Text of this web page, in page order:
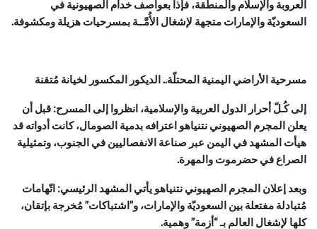
العروبة والإسلام والمنطقة، فإذا بعواصف خدام الصهيونية في
السعوديّة والإمارات متجهة لإشغال الأُمَّــة بمسرحيات هزيلة ومكشوفة.
مسرحية الأراضي اليمنية المحتلّة.. الديكور المكسور لخيانة مُتقنة
إلى كُـلّ أحرار الدول العربية والإسلامية، انظروا إلى المسرح: قبل أن
يعلن المجرم الصهيوني نتنياهو اعترافه بدمية الصومال، كانت أدواته قد
هيأت المشهد في اليمن عبر صناعة الانفصاليين في الجنوب، وتمثيلية
الصراع في حضرموت والمهرة.
وبعد إعلان المجرم الصهيوني نتنياهو يأتي المشهد الرئيسي: اتّهامات
مُتبادلة مفتعلة بين السعوديّة والإمارات، و”اشتباكات” مُخرجة بإتقان،
كلها لإشغال العالم بـ “أزمة” وهمية.